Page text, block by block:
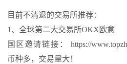
目前不清退的交易所推荐：
1、全球第二大交易所OKX欧意
国区邀请链接： https://
币种多，交易量大！